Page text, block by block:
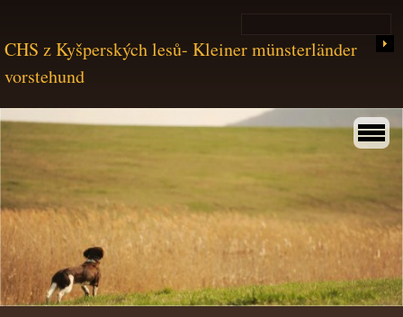
CHS z Kyšperských lesů- Kleiner münsterländer
vorstehund